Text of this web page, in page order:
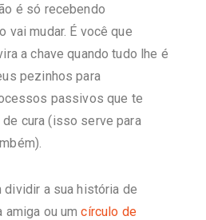
é só recebendo
vai mudar. É você que
a chave quando tudo lhe é
pezinhos para
passivos que te
cura (isso serve para
dividir a sua história de
amiga ou umcírculo de